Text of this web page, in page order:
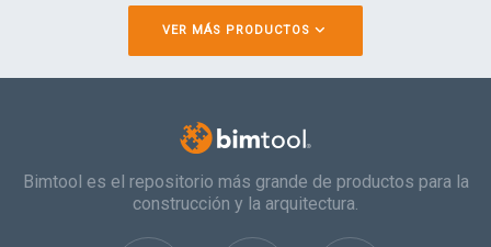
VER MÁS PRODUCTOS
Bimtool es el repositorio más grande de productos para la
construcción y la arquitectura.